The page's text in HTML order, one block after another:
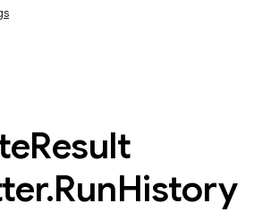
Result
.RunHistory